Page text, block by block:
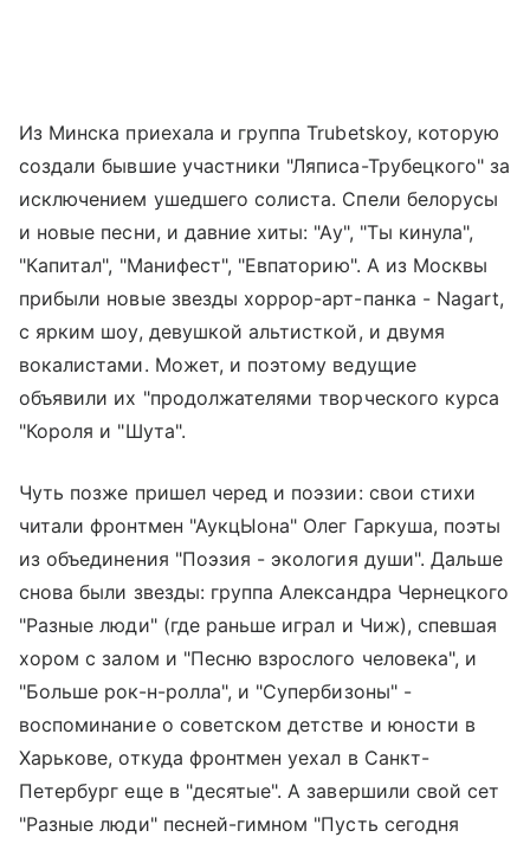
Из Минска приехала и группа Trubetskoy, которую
создали бывшие участники "Ляписа-Трубецкого" за
исключением ушедшего солиста. Спели белорусы
и новые песни, и давние хиты: "Ау", "Ты кинула",
"Капитал", "Манифест", "Евпаторию". А из Москвы
прибыли новые звезды хоррор-арт-панка - Nagart,
с ярким шоу, девушкой альтисткой, и двумя
вокалистами. Может, и поэтому ведущие
объявили их "продолжателями творческого курса
"Короля и "Шута".
Чуть позже пришел черед и поэзии: свои стихи
читали фронтмен "АукцЫона" Олег Гаркуша, поэты
из объединения "Поэзия - экология души". Дальше
снова были звезды: группа Александра Чернецкого
"Разные люди" (где раньше играл и Чиж), спевшая
хором с залом и "Песню взрослого человека", и
"Больше рок-н-ролла", и "Супербизоны" -
воспоминание о советском детстве и юности в
Харькове, откуда фронтмен уехал в Санкт-
Петербург еще в "десятые". А завершили свой сет
"Разные люди" песней-гимном "Пусть сегодня